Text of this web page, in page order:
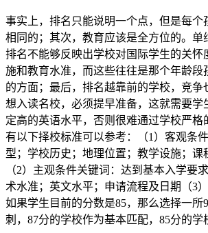
事实上，排名只能说明一个点，但是每个
相同的；其次，教育应该是全方位的。单
排名不能够反映出学校对国际学生的关怀
施和教育水准，而这些往往是那个年龄段
的方面；最后，排名越靠前的学校，竞争
想入读名校，必须提早准备，这就需要学
定高的英语水平，否则很难通过学校严格
有以下择校标准可以参考：（1）客观条
型；学校历史；地理位置；教学设施；课
（2）主观条件关键词：达到基本入学要
术水准；英文水平；申请流程及日期（3
如果学生目前的分数是85，那么选择一所
刺，87分的学校作为基本匹配，85分的学